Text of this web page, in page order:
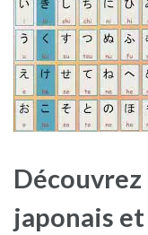
Découvrez
japonais